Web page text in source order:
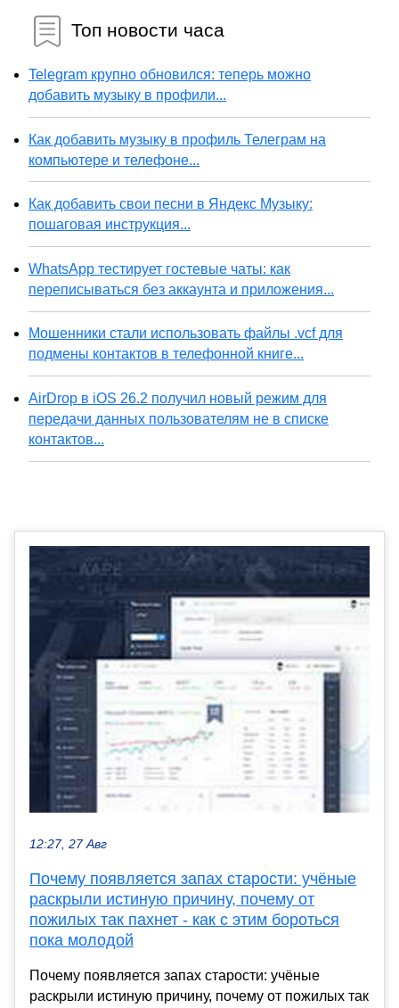
Топ новости часа
Telegram крупно обновился: теперь можно
добавить музыку в профили...
Как добавить музыку в профиль Телеграм на
компьютере и телефоне...
Как добавить свои песни в Яндекс Музыку:
пошаговая инструкция...
WhatsApp тестирует гостевые чаты: как
переписываться без аккаунта и приложения...
Мошенники стали использовать файлы .vcf для
подмены контактов в телефонной книге...
AirDrop в iOS 26.2 получил новый режим для
передачи данных пользователям не в списке
контактов...
12:27, 27 Авг
Почему появляется запах старости: учёные
раскрыли истиную причину, почему от
пожилых так пахнет - как с этим бороться
пока молодой
Почему появляется запах старости: учёные
раскрыли истиную причину, почему от пожилых так